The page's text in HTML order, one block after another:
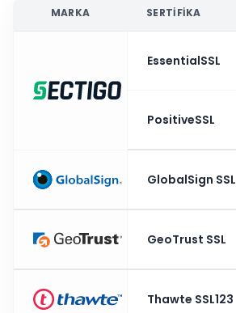
MARKA SERTIFIKA
EssentialSSL
PositiveSSL
GlobalSign SSL
GeoTrust SSL
Thawte SSL123